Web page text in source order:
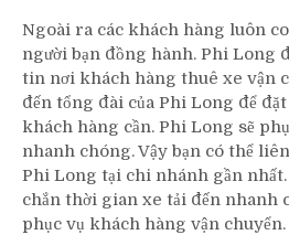
Ngoài ra các khách hàng luôn
người bạn đồng hành. Phi Long
tin nơi khách hàng thuê xe vận
đến tổng đài của Phi Long để
khách hàng cần. Phi Long sẽ
nhanh chóng. Vậy bạn có thể
Phi Long tại chi nhánh gần
chắn thời gian xe tải đến nhanh
phục vụ khách hàng vận